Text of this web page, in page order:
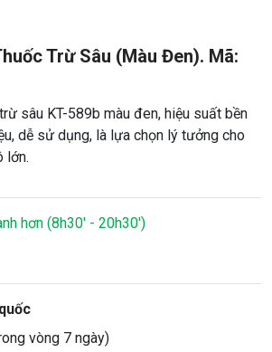
Trừ Sâu (Màu Đen). Mã:
sâu KT-589b màu đen, hiệu suất bền
dễ sử dụng, là lựa chọn lý tưởng cho
lớn.
hơn (8h30' - 20h30')
vòng 7 ngày)